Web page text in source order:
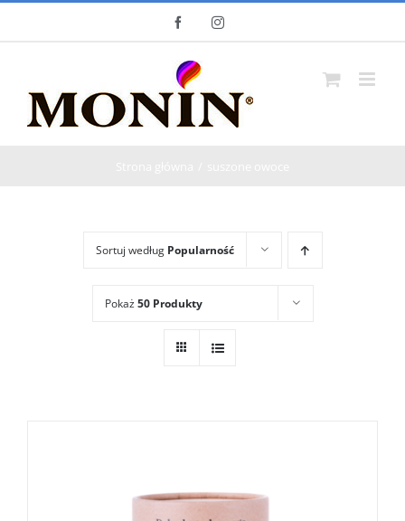
FacebookInstagram
Sortuj według Popularność
Pokaż50 Produkty